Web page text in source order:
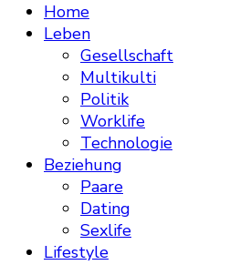
Home
Leben
Gesellschaft
Multikulti
Politik
Worklife
Technologie
Beziehung
Paare
Dating
Sexlife
Lifestyle